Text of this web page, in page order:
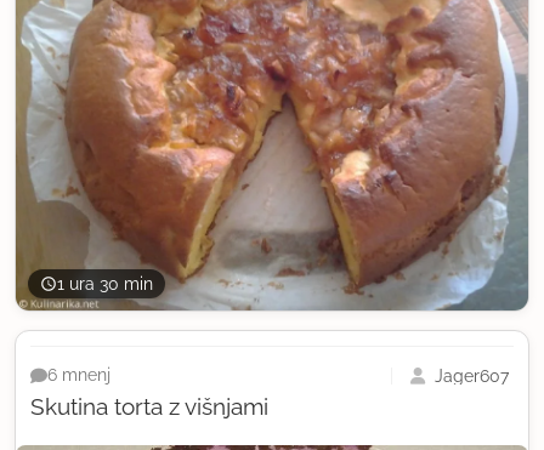
1 ura 30 min
Skutina torta z višnjami
6 mnenj Jager607